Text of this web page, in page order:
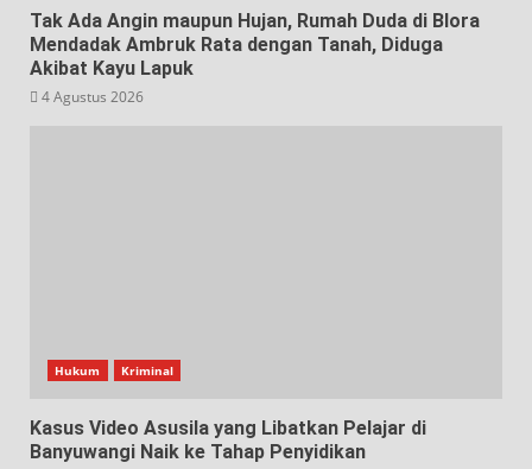
Tak Ada Angin maupun Hujan, Rumah Duda di Blora
Mendadak Ambruk Rata dengan Tanah, Diduga
Akibat Kayu Lapuk
4 Agustus 2026
Hukum Kriminal
Kasus Video Asusila yang Libatkan Pelajar di
Banyuwangi Naik ke Tahap Penyidikan